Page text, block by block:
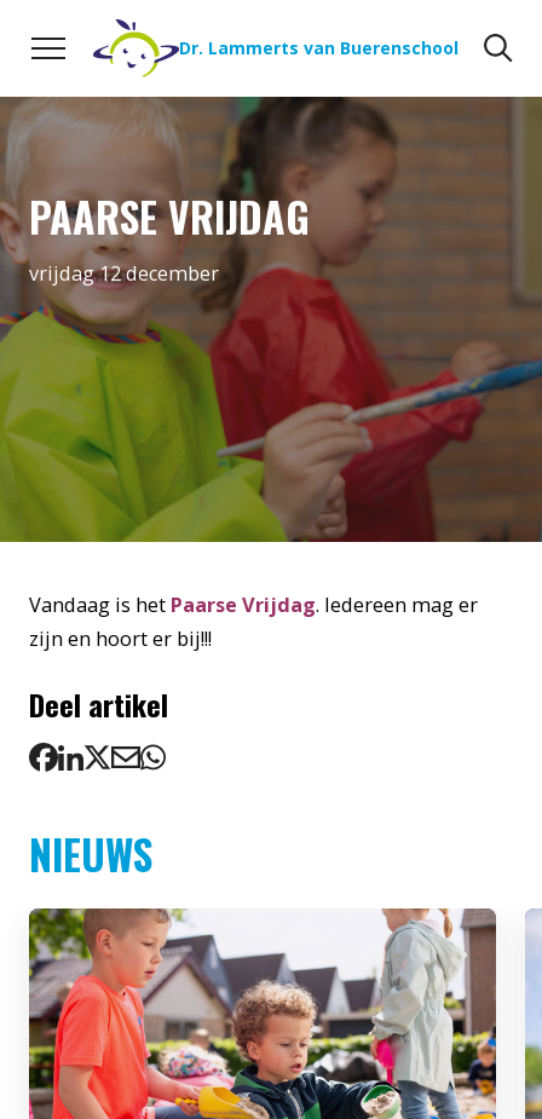
Naar de inhoud
Dr. Lammerts van Buerenschool
PAARSE VRIJDAG
vrijdag 12 december
Vandaag is het Paarse Vrijdag. Iedereen mag er
zijn en hoort er bij!!!
Deel artikel
NIEUWS